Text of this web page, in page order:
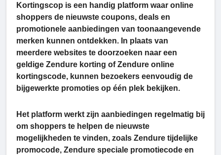
Kortingscop is een handig platform waar online
shoppers de nieuwste coupons, deals en
promotionele aanbiedingen van toonaangevende
merken kunnen ontdekken. In plaats van
meerdere websites te doorzoeken naar een
geldige Zendure korting of Zendure online
kortingscode, kunnen bezoekers eenvoudig de
bijgewerkte promoties op één plek bekijken.
Het platform werkt zijn aanbiedingen regelmatig bij
om shoppers te helpen de nieuwste
mogelijkheden te vinden, zoals Zendure tijdelijke
promocode, Zendure speciale promotiecode en